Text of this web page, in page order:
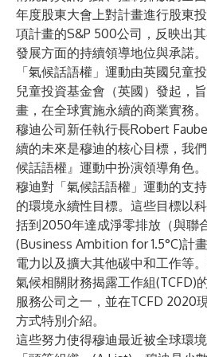
年度股東大會上對計畫進行股東
項計畫的S&P 500公司，反映出
發展方面的持續領導地位與承諾。
「氣候話語權」運動由英國兒童
兒童投資基金會（英國）發起，
畫，在全球實施永續的商業實務。
穆迪公司新任執行長Robert
續的未來是穆迪的核心目標，我
候話語權』運動中扮演領導角色。
穆迪對「氣候話語權」運動的支
的環境永續性目標。這些目標以
括到2050年達成淨零排放（與聯
(Business Ambition for 1.5°C)計
電力以及擴大其他碳中和工作等
氣候相關財務揭露工作組(TCFD)
服務公司之一，並在TCFD 2020
方式特別介紹。
這些努力使得穆迪最近被全球環